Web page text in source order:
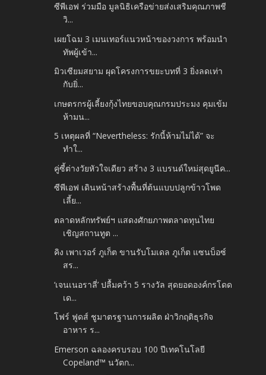
ซีพีเอฟ ร่วมมือ มูลนิธิเครือข่ายส่งเสริมคุณภาพชี
วิ...
เผยโฉม 3 เมนเทอร์แนวหน้าของวงการ พร้อมนำ
ทัพผู้เข้า...
มิวเซียมสยาม ผุดโครงการขยะบทที่ 3 ยิ่งลดเท่า
กับยิ่...
เกษตรกรผู้เลี้ยงกุ้งไทยขอบคุณกรมประมง คุมเข้ม
ห้ามน...
5 เหตุผลที่ “Nevertheless: รักนี้ห้ามไม่ได้” จะ
ทำใ...
คู่ซี้ต่างวัยหัวใจเดียว สร้าง 3 แบรนด์ใหม่สุดยูนีค...
ซีพีเอฟ เดินหน้าสร้างพื้นที่ต้นแบบปลูกข้าวโพด
เลี้ย...
ตลาดหลักทรัพย์ฯ แสดงศักยภาพตลาดทุนไทย
เชิญสถานทูต ...
คิง เพาเวอร์ ภูเก็ต ขานรับโมเดล ภูเก็ต แซนบ็อซ์
สร...
‘เจนเนอราลี่’ ปลื้มคว้า 5 รางวัล สุดยอดองค์กรโดด
เด...
โฟร์ ฟูดส์ ชูมาตรฐานการผลิต ฝ่าวิกฤติธุรกิจ
อาหาร ร...
Emerson ฉลองครบรอบ 100 ปีเทคโนโลยี
Copeland™ นวัตก...